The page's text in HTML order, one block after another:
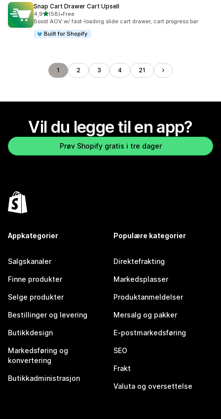
Snap Cart Drawer Cart Upsell
4,9av 5 stjerner
(58)
Totalt 58 omtaler
•Free
Boost AOV w/ fast-loading slide cart drawer, cart progress bar
Built for Shopify
1 2 3 4 21
Vil du legge til en app?
Prøv Shopify gratis i tre dager
Appkategorier
Salgskanaler
Finne produkter
Selge produkter
Bestillinger og levering
Butikkdesign
Markedsføring og
konvertering
Butikkadministrasjon
Populære kategorier
Direktefrakting
Markedsplasser
Produktanmeldelser
Mersalg og pakker
E-postmarkedsføring
SEO
Frakt
Valuta og oversettelse